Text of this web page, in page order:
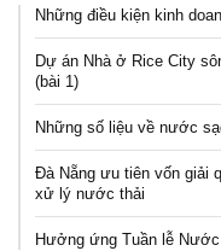
Những điều kiện kinh
Dự án Nhà ở Rice City
(bài 1)
Những số liệu về nước
Đà Nẵng ưu tiên vốn giải
xử lý nước thải
Hưởng ứng Tuần lễ